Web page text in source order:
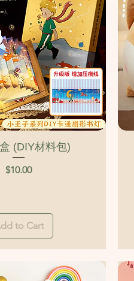
View
(DIY材料包)
Price
$10.00
to Cart